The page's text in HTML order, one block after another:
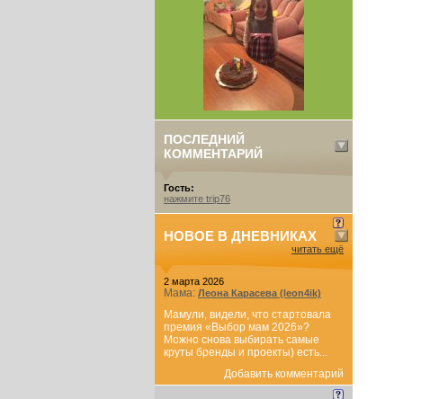
ПОСЛЕДНИЙ
КОММЕНТАРИЙ
Гость:
нажмите trip76
НОВОЕ В ДНЕВНИКАХ
читать ещё
2 марта 2026
Мама: Леона Карасева (leon4ik)
Мамули, видели, что стартовала
премия «Выбор мам 2026»?
Можно снова выбирать самые
круты бренды и проекты) есть...
Добавить комментарий